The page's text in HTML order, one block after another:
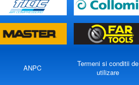
ANPC
Termeni si conditii de
utilizare